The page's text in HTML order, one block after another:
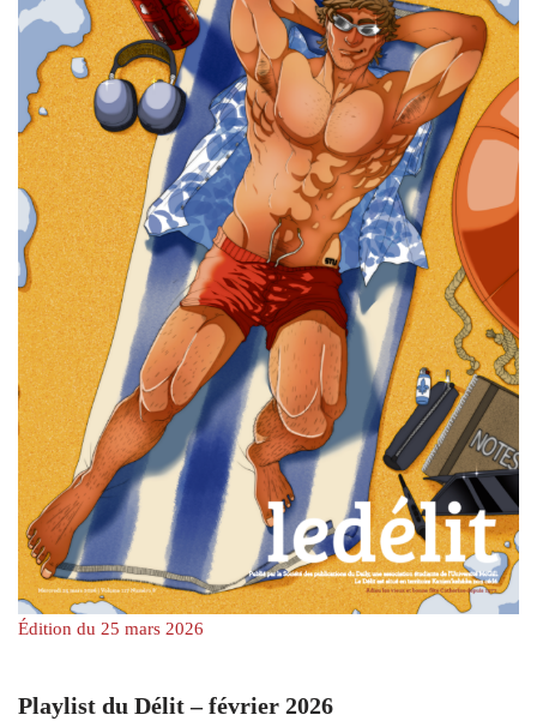
Édition du 25 mars 2026
Playlist du Délit – février 2026